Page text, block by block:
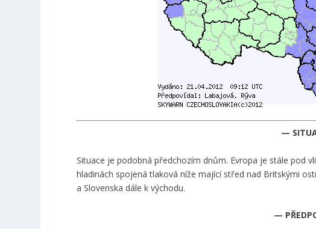
—
Situace je podobná předchozím dnům. Evropa je stále pod
hladinách spojená tlaková níže mající střed nad Britskými
a Slovenska dále k východu.
—